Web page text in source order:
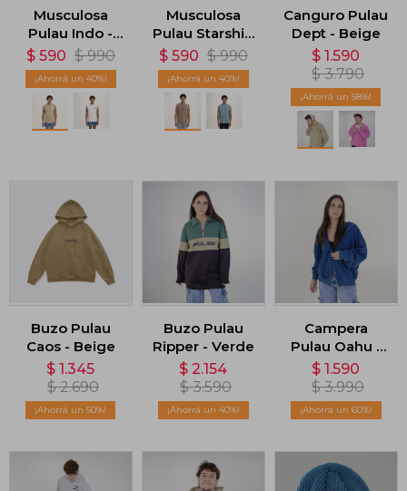
Musculosa
Pulau Indo -
Marrón
$ 590 $ 990
40
Musculosa
Pulau Starship
- Marrón
$ 590 $ 990
40
Canguro Pulau
Dept - Beige
$ 1.590
$ 3.790
58
Buzo Pulau
Caos - Beige
$ 1.345
$ 2.690
50
Buzo Pulau
Ripper - Verde
$ 2.154
$ 3.590
40
Campera
Pulau Oahu -
Azul
$ 1.590
$ 3.990
60